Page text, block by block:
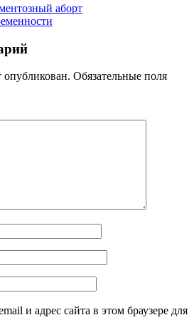
аборт
опубликован. Обязательные поля
и адрес сайта в этом браузере для